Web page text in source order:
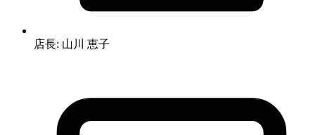
店長: 山川 恵子